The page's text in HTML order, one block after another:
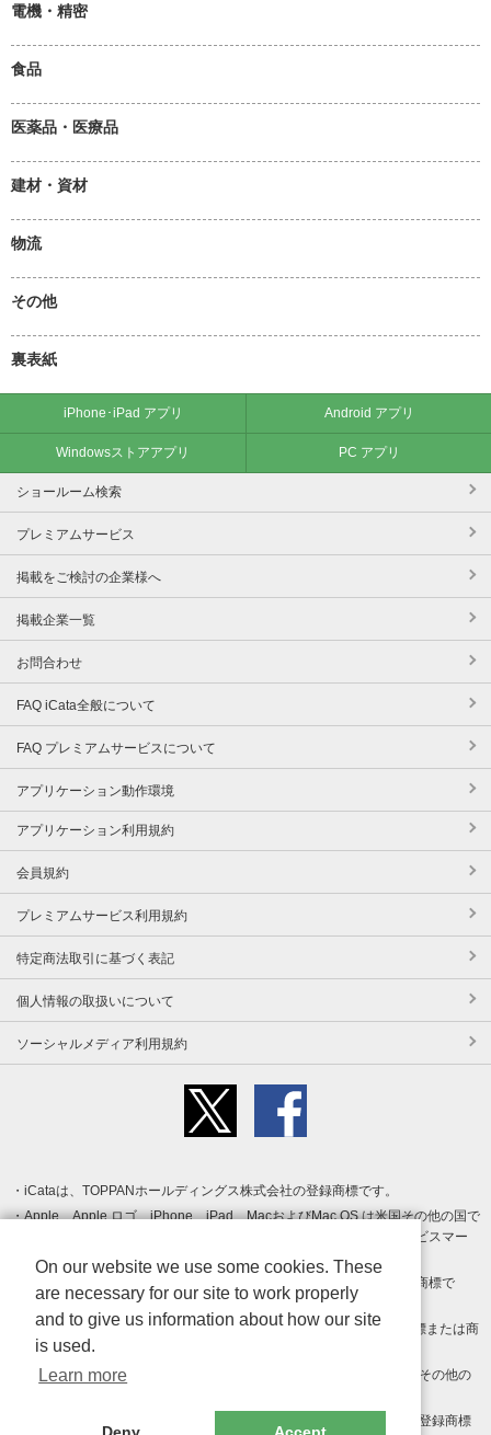
電機・精密
食品
医薬品・医療品
建材・資材
物流
その他
裏表紙
iPhone･iPad アプリ Android アプリ
Windowsストアアプリ PC アプリ
ショールーム検索
プレミアムサービス
掲載をご検討の企業様へ
掲載企業一覧
お問合わせ
FAQ iCata全般について
FAQ プレミアムサービスについて
アプリケーション動作環境
アプリケーション利用規約
会員規約
プレミアムサービス利用規約
特定商法取引に基づく表記
個人情報の取扱いについて
ソーシャルメディア利用規約
iCataは、TOPPANホールディングス株式会社の登録商標です。
Apple、Apple ロゴ、iPhone、iPad、MacおよびMac OS は米国その他の国で
登録された Apple Inc. の商標です。App Store は Apple Inc. のサービスマー
クです。
Android、Google Play および Google Play ロゴ は Google LLC の商標で
す。
Windows は Microsoft Inc.の米国およびその他の国における登録商標または商
標です。
Adobe、Adobe Reader、Adobe PDF は、Adobe Inc.の米国およびその他の
その他、記載されている会社名、商品名、ロゴは各社の商標または登録商標
On our website we use some cookies. These
are necessary for our site to work properly
and to give us information about how our site
is used.
Learn more